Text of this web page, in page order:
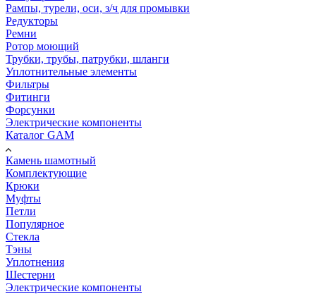
Рампы, турели, оси, з/ч для промывки
Редукторы
Ремни
Ротор моющий
Трубки, трубы, патрубки, шланги
Уплотнительные элементы
Фильтры
Фитинги
Форсунки
Электрические компоненты
Каталог GAM
Камень шамотный
Комплектующие
Крюки
Муфты
Петли
Популярное
Стекла
Тэны
Уплотнения
Шестерни
Электрические компоненты